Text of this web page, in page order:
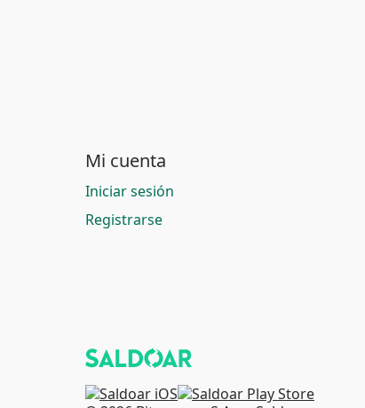
Mi cuenta
Iniciar sesión
Registrarse